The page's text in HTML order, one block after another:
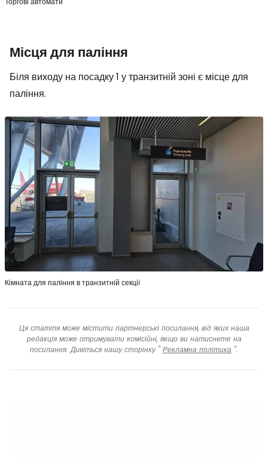
Місця для паління
Біля виходу на посадку 1 у транзитній зоні є місце для
паління.
Кімната для паління в транзитній секції
Ця стаття може містити партнерські посилання, від яких наша
редакція може отримувати комісійні, якщо ви натиснете на
посилання. Дивіться нашу сторінку " Рекламна політика ".